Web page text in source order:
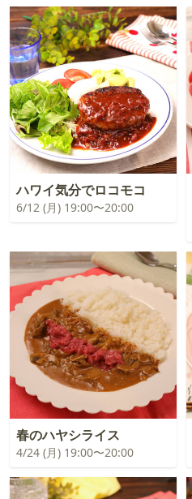
ハワイ気分でロコモコ
6/12 (月) 19:00〜20:00
春のハヤシライス
4/24 (月) 19:00〜20:00